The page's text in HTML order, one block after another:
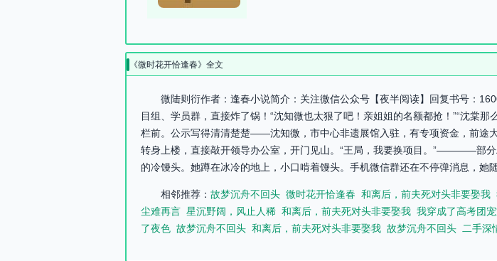
《微时花开恰逢春》全文
微陆则衍作者：逢春小说简介：关注微信公众号【夜半阅读】回复书号：
目组、学员群，直接炸了锅！“沈知微也太狠了吧！亲姐姐的名额都抢！”“沈棠
栏前。公示写得清清楚楚——沈知微，市中心非遗展馆入驻，有专项资金，前途
转身上楼，直接敲开领导办公室，开门见山。“王局，我要换项目。”————
的冷馒头。她蹲在冰冷的地上，小口啃着馒头。手机微信群还在不停弹消息，她
相邻推荐： 故梦沉舟不回头 微时花开恰逢春 和离后，前夫死对头非要娶我
尘难再言 星沉野阔，风止人稀 和离后，前夫死对头非要娶我 我穿成了高考团
了夜色 故梦沉舟不回头 和离后，前夫死对头非要娶我 故梦沉舟不回头 二手深